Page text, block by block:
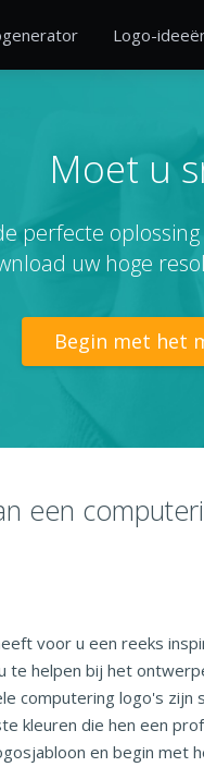
Logo-
Moet u
perfecte
uw hoge
Begin met het
een
voor u een reeks
te helpen bij het
computering logo's zijn
kleuren die hen een
en begin met